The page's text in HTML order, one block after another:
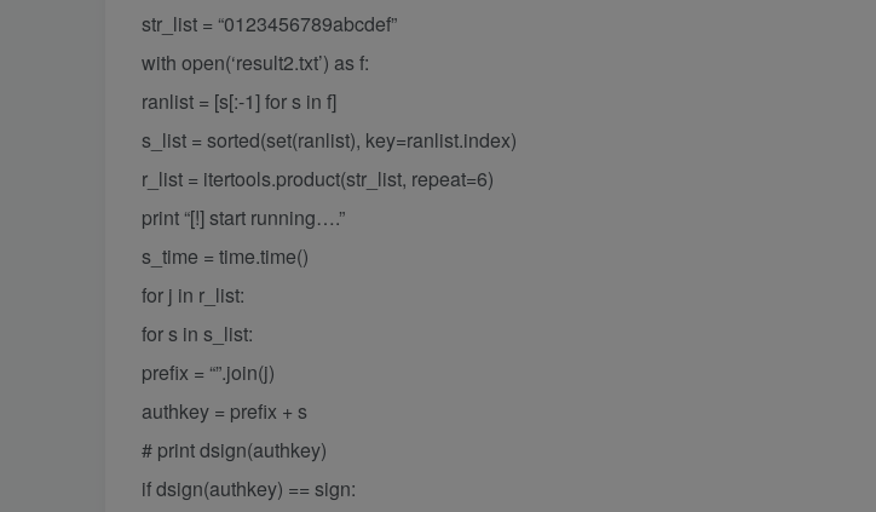
str_list = “0123456789abcdef”
with open(‘result2.txt’) as f:
ranlist = [s[:-1] for s in f]
s_list = sorted(set(ranlist), key=ranlist.index)
r_list = itertools.product(str_list, repeat=6)
print “[!] start running….”
s_time = time.time()
for j in r_list:
for s in s_list:
prefix = “”.join(j)
authkey = prefix + s
# print dsign(authkey)
if dsign(authkey) == sign: